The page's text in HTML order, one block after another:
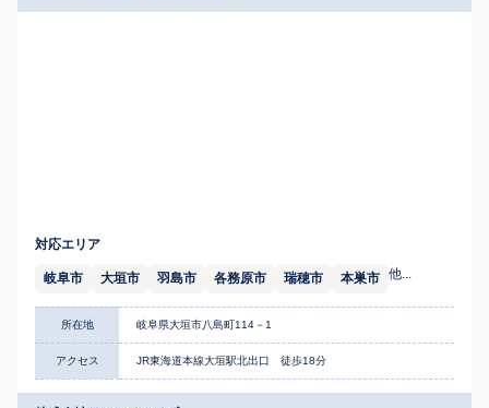
対応エリア
岐阜市 大垣市 羽島市 各務原市 瑞穂市 本巣市 他...
所在地 岐阜県大垣市八島町114－1
アクセス JR東海道本線大垣駅北出口 徒歩18分